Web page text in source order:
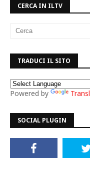
CERCA IN ILTV
TRADUCI IL SITO
Powered by
SOCIAL PLUGIN